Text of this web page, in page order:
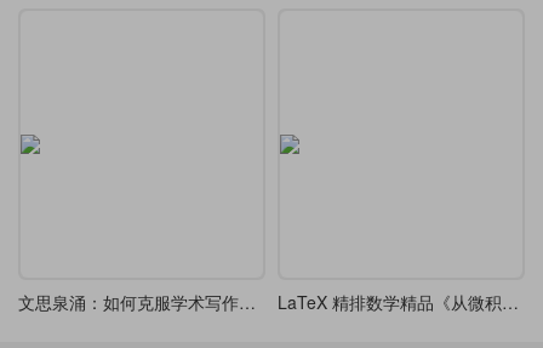
文思泉涌：如何克服学术写作拖延症 LaTeX 精排数学精品《从微积分到上同调平装》（From Calculus to Cohomology）-四字体可选